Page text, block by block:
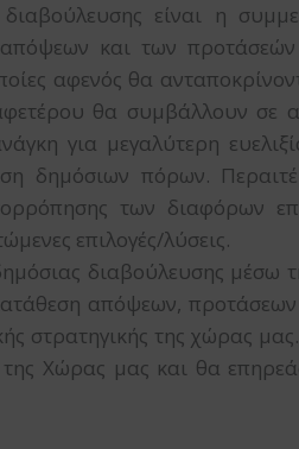
είναι η
και των
αφενός θα
θα συμβάλλουν σε
για μεγαλύτερη
δημόσιων πόρων.
των διαφόρων
επιλογές/λύσεις.
διαβούλευσης μέσω
απόψεων,
στρατηγικής της χώρας
της Χώρας μας και θα